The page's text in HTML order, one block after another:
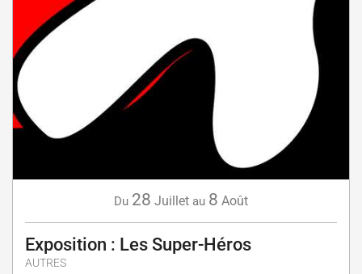
Du 28 Juillet au 8 Août
Exposition : Les Super-Héros
AUTRES